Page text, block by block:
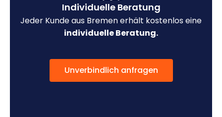
Individuelle Beratung
Jeder Kunde aus Bremen erhält kostenlos eine
individuelle Beratung.
Unverbindlich anfragen